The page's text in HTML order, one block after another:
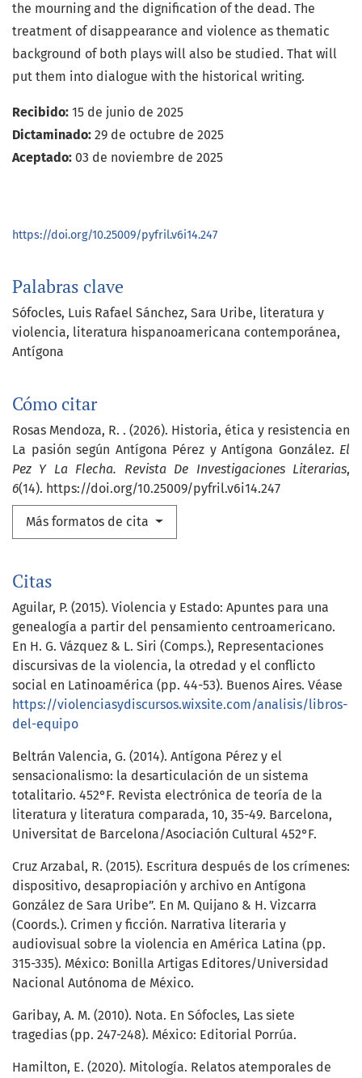
Palabras clave
Sófocles Luis Rafael Sánchez Sara Uribe literatura y
violencia literatura hispanoamericana contemporánea
Antígona
Cómo citar
Rosas Mendoza, R. . (2026). Historia, ética y resistencia en
La pasión según Antígona Pérez y Antígona González. El
Pez Y La Flecha. Revista De Investigaciones Literarias,
6(14). https://doi.org/10.25009/pyfril.v6i14.247
Más formatos de cita
the mourning and the dignification of the dead. The
treatment of disappearance and violence as thematic
background of both plays will also be studied. That will
put them into dialogue with the historical writing.
Recibido: 15 de junio de 2025
Dictaminado: 29 de octubre de 2025
Aceptado: 03 de noviembre de 2025
https://doi.org/10.25009/pyfril.v6i14.247
Citas
Aguilar, P. (2015). Violencia y Estado: Apuntes para una
genealogía a partir del pensamiento centroamericano.
En H. G. Vázquez & L. Siri (Comps.), Representaciones
discursivas de la violencia, la otredad y el conflicto
social en Latinoamérica (pp. 44-53). Buenos Aires. Véase
https://violenciasydiscursos.wixsite.com/analisis/libros-
del-equipo
Beltrán Valencia, G. (2014). Antígona Pérez y el
sensacionalismo: la desarticulación de un sistema
totalitario. 452°F. Revista electrónica de teoría de la
literatura y literatura comparada, 10, 35-49. Barcelona,
Universitat de Barcelona/Asociación Cultural 452°F.
Cruz Arzabal, R. (2015). Escritura después de los crímenes:
dispositivo, desapropiación y archivo en Antígona
González de Sara Uribe”. En M. Quijano & H. Vizcarra
(Coords.). Crimen y ficción. Narrativa literaria y
audiovisual sobre la violencia en América Latina (pp.
315-335). México: Bonilla Artigas Editores/Universidad
Nacional Autónoma de México.
Garibay, A. M. (2010). Nota. En Sófocles, Las siete
tragedias (pp. 247-248). México: Editorial Porrúa.
Hamilton, E. (2020). Mitología. Relatos atemporales de